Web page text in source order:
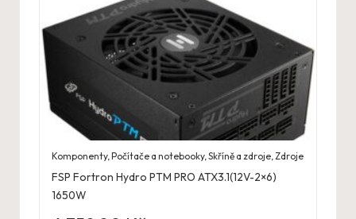
Komponenty,Počítače a notebooky,Skříně a zdroje,Zdroje
FSP Fortron Hydro PTM PRO ATX3.1(12V-2×6)
1650W